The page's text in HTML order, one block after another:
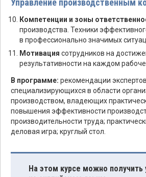
Управление производственным
Компетенции и зоны
производства. Техники
в профессионально значимых
Мотивация сотрудников на
результативности на каждом
В программе: рекомендации
специализирующихся в области
производством, владеющих
повышения эффективности
производительности труда;
деловая игра; круглый стол.
На этом курсе можно получить